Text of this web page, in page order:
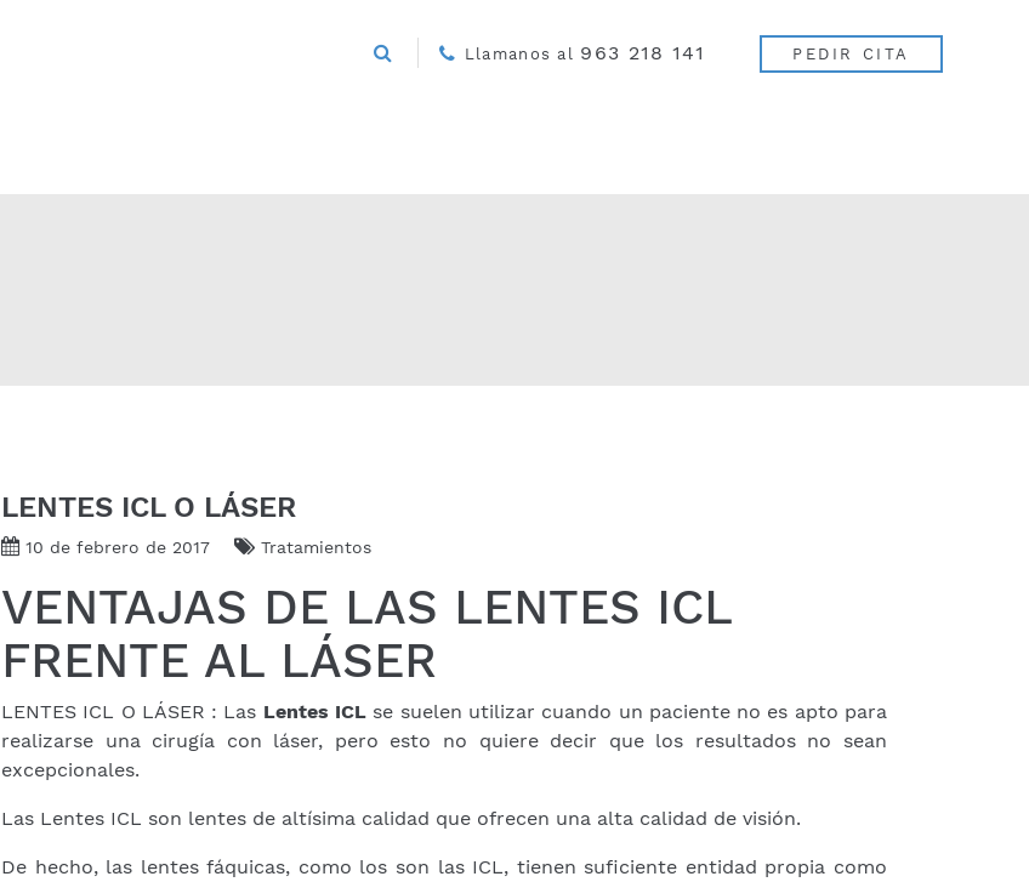
Llamanos al 963 218 141 PEDIR CITA
LENTES ICL O LÁSER
10 de febrero de 2017 Tratamientos
VENTAJAS DE LAS LENTES ICL
FRENTE AL LÁSER
LENTES ICL O LÁSER : Las Lentes ICL se suelen utilizar cuando un paciente no es apto para
realizarse una cirugía con láser, pero esto no quiere decir que los resultados no sean
excepcionales.
Las Lentes ICL son lentes de altísima calidad que ofrecen una alta calidad de visión.
De hecho, las lentes fáquicas, como los son las ICL, tienen suficiente entidad propia como